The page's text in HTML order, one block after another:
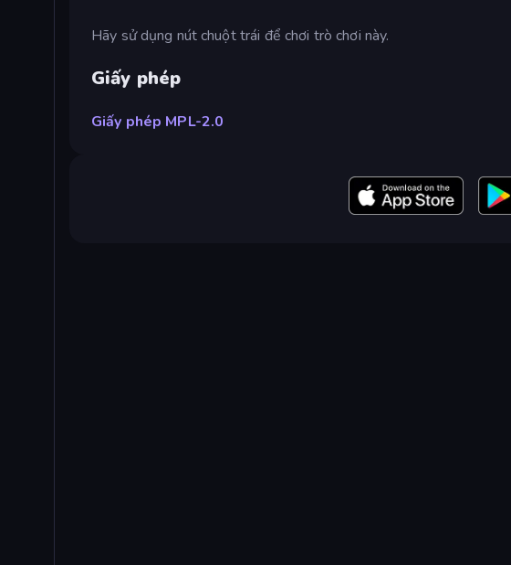
Hãy sử dụng nút chuột trái để chơi trò chơi này.
Giấy phép
Giấy phép MPL-2.0